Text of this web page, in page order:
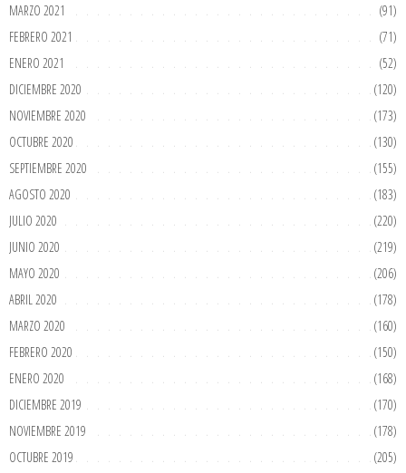
MARZO 2021
(91)
FEBRERO 2021
(71)
ENERO 2021
(52)
DICIEMBRE 2020
(120)
NOVIEMBRE 2020
(173)
OCTUBRE 2020
(130)
SEPTIEMBRE 2020
(155)
AGOSTO 2020
(183)
JULIO 2020
(220)
JUNIO 2020
(219)
MAYO 2020
(206)
ABRIL 2020
(178)
MARZO 2020
(160)
FEBRERO 2020
(150)
ENERO 2020
(168)
DICIEMBRE 2019
(170)
NOVIEMBRE 2019
(178)
OCTUBRE 2019
(205)